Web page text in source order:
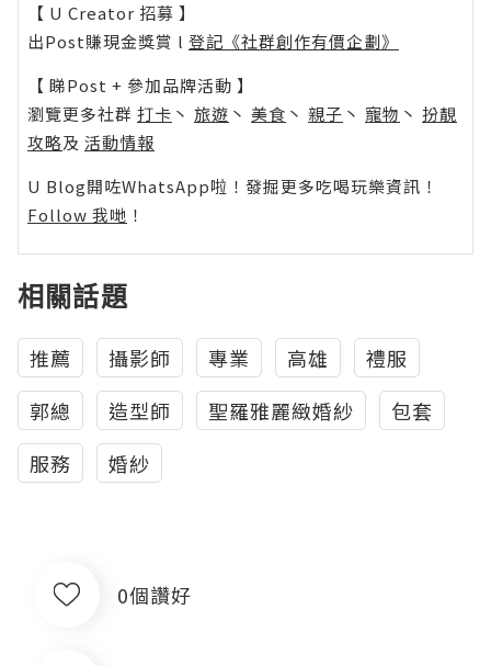
【 U Creator 招募 】
出Post賺現金獎賞 l 登記《社群創作有價企劃》
【 睇Post + 參加品牌活動 】
瀏覽更多社群 打卡 丶 旅遊 丶 美食 丶 親子 丶 寵物 丶 扮靚
攻略及 活動情報
U Blog開咗WhatsApp啦！發掘更多吃喝玩樂資訊！
Follow 我哋 ！
相關話題
推薦 攝影師 專業 高雄
禮服
郭總
造型師 聖羅雅麗緻婚紗
包套
服務
婚紗
0個讚好